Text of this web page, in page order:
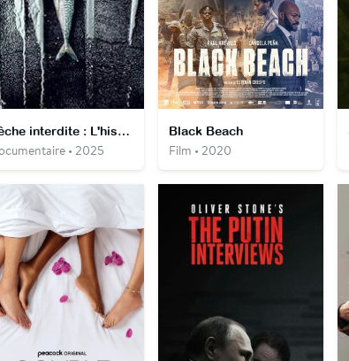
Pêche interdite : L'histoire surréaliste de Rabo de Peixe
• 2025
Black Beach
Film • 2020